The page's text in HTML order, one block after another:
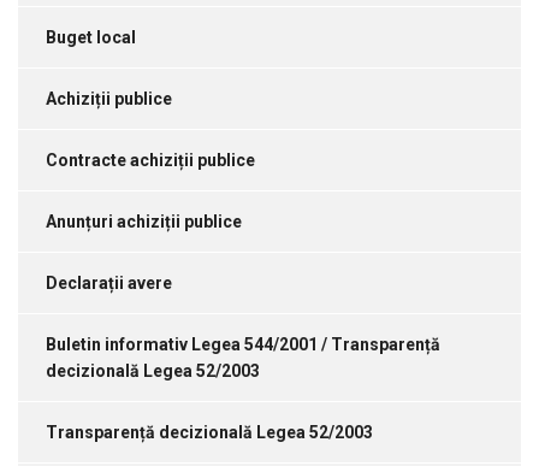
Buget local
Achiziții publice
Contracte achiziții publice
Anunțuri achiziții publice
Declarații avere
Buletin informativ Legea 544/2001 / Transparență
decizională Legea 52/2003
Transparență decizională Legea 52/2003